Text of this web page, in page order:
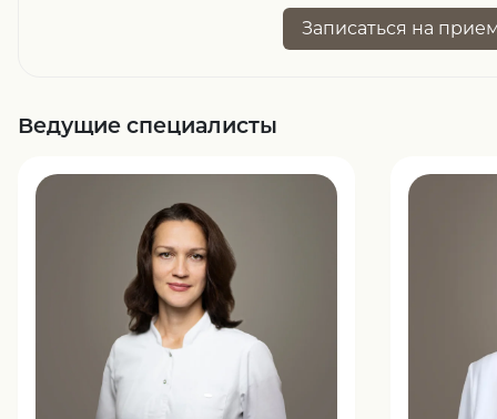
Записаться на
Ведущие специалисты